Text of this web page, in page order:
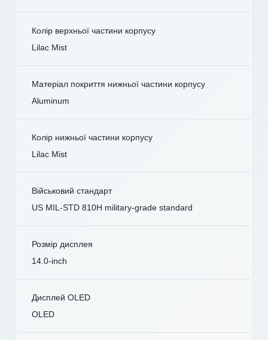
Колір верхньої частини корпусу
Lilac Mist
Матеріал покриття нижньої частини корпусу
Aluminum
Колір нижньої частини корпусу
Lilac Mist
Військовий стандарт
US MIL-STD 810H military-grade standard
Розмір дисплея
14.0-inch
Дисплей OLED
OLED